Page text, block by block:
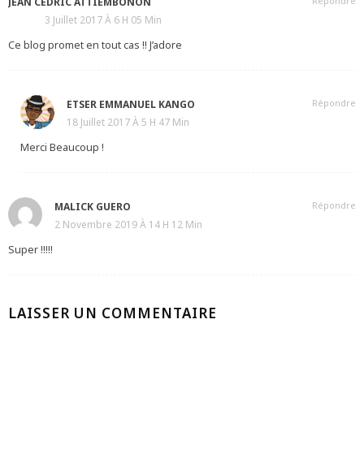
3 Juillet 2017 À 6 H 05 Min
Ce blog promet en tout cas !! J’adore
ETSER EMMANUEL KANGO
18 Juillet 2017 À 5 H 47 Min
Merci Beaucoup !
Répondre
MALICK GUERO
2 Novembre 2019 À 14 H 12 Min
Super !!!!!
Répondre
LAISSER UN COMMENTAIRE